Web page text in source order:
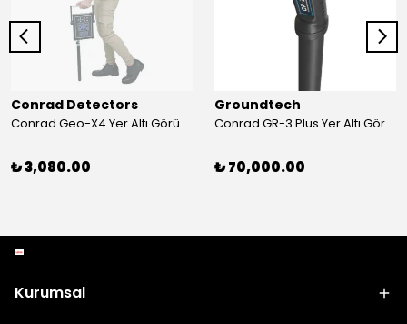
Conrad Detectors
Conrad Geo-X4 Yer Altı Görüntüleme Sistemi
₺ 3,080.00
Groundtech
Conrad GR-3 Plus Yer Altı Görüntüleme Sistemi
₺ 70,000.00
Kurumsal